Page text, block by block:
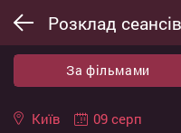
Розклад сеансів
За фільмами
Київ 09 серп